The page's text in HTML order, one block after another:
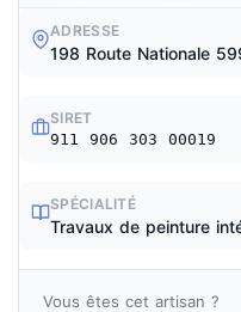
ADRESSE
198 Route Nationale
SIRET
911 906 303 00019
SPÉCIALITÉ
Travaux de peinture
Vous êtes cet artisan ?